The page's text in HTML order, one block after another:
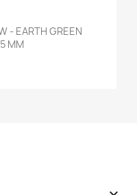
- EARTH GREEN
MM